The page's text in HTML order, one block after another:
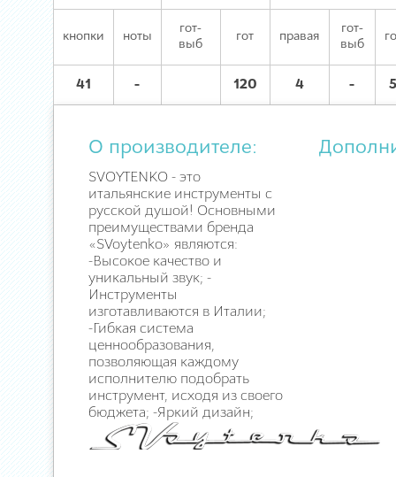
кнопки ноты
гот-
выб
гот правая
гот-
выб
41 - 120 4 -
О производителе:
SVOYTENKO - это
итальянские инструменты с
русской душой! Основными
преимуществами бренда
«SVoytenko» являются:
-Высокое качество и
уникальный звук; -
Инструменты
изготавливаются в Италии;
-Гибкая система
ценнообразования,
позволяющая каждому
исполнителю подобрать
инструмент, исходя из своего
бюджета; -Яркий дизайн;